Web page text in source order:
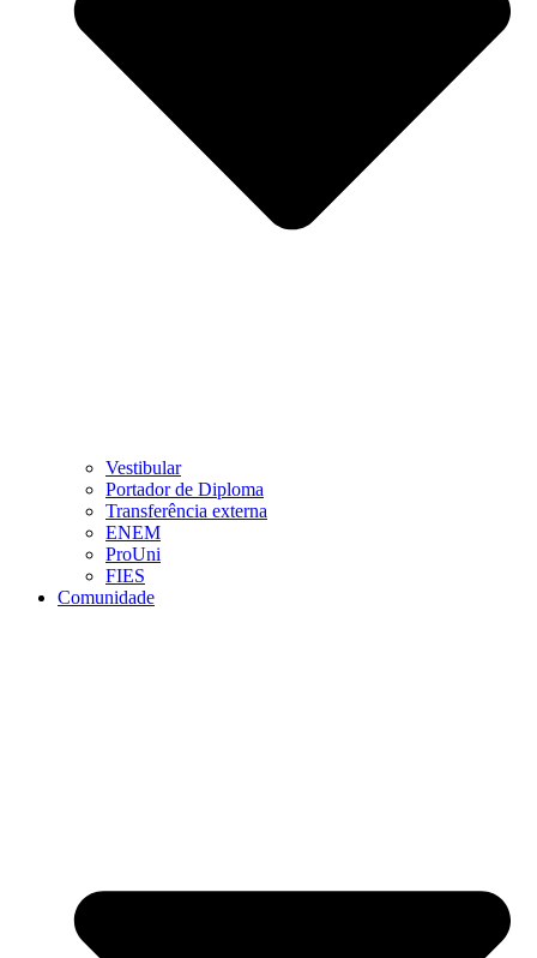
Vestibular
Portador de Diploma
Transferência externa
ENEM
ProUni
FIES
Comunidade